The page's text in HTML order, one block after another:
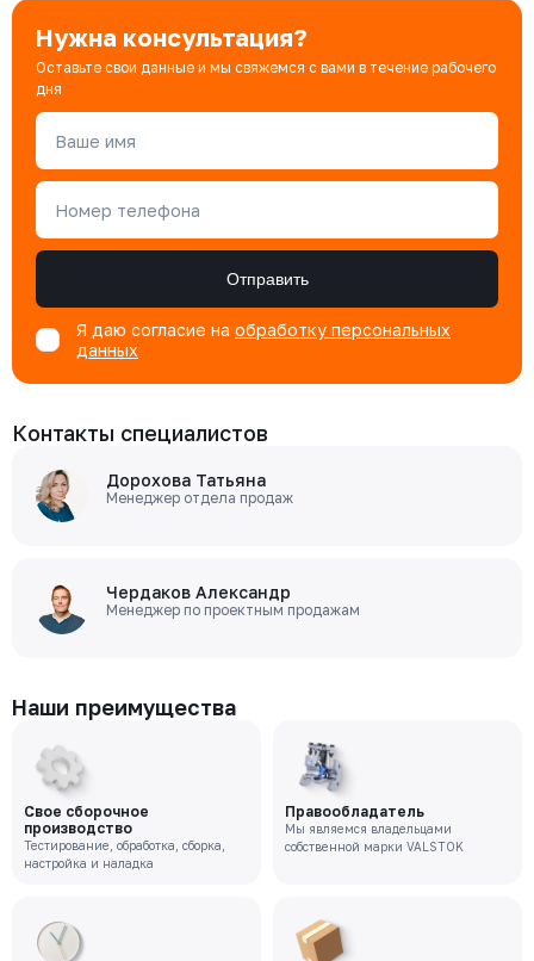
Нужна консультация?
Оставьте свои данные и мы свяжемся с вами в течение рабочего
дня
Ваше имя
Номер телефона
Отправить
Я даю согласие на обработку персональных
данных
Контакты специалистов
Дорохова Татьяна
Менеджер отдела продаж
Чердаков Александр
Менеджер по проектным продажам
Наши преимущества
Свое сборочное
производство
Тестирование, обработка, сборка,
настройка и наладка
Правообладатель
Мы являемся владельцами
собственной марки VALSTOK